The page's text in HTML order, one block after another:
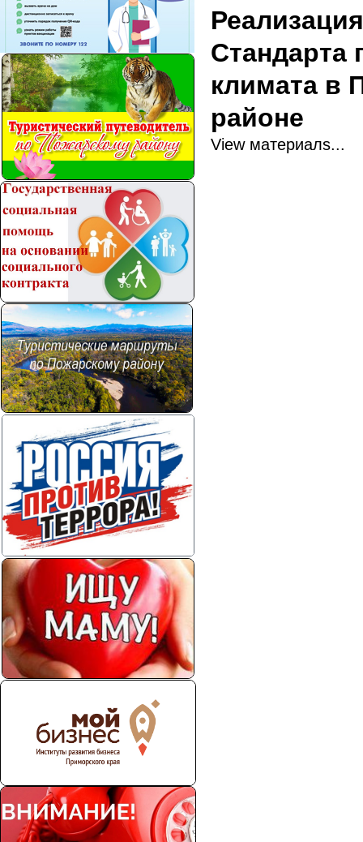
Стандарта
климата в
районе
View материалs...